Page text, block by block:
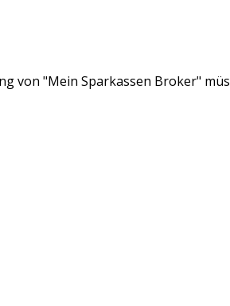
von "Mein Sparkassen Broker"